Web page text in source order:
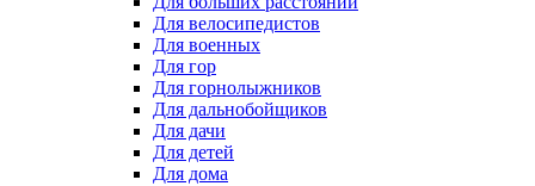
Для велосипедистов
Для военных
Для гор
Для горнолыжников
Для дальнобойщиков
Для дачи
Для детей
Для дома